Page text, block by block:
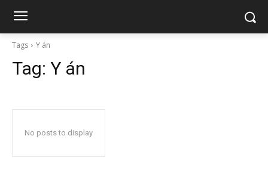
Tags Y án
Tag: Y án
No posts to display